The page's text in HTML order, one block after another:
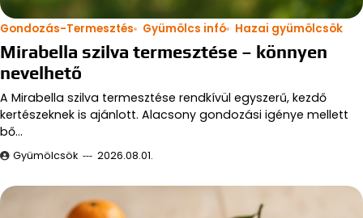
Gondozás-Termesztés Gyümölcs infó Hazai gyümölcsök
Mirabella szilva termesztése – könnyen
nevelhető
A Mirabella szilva termesztése rendkívül egyszerű, kezdő
kertészeknek is ajánlott. Alacsony gondozási igénye mellett
bő…
Gyümölcsök 2026.08.01.